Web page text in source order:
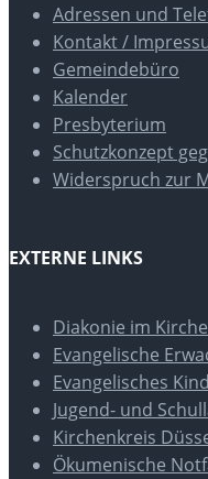
Adressen und
Kontakt /
Gemeindebüro
Kalender
Presbyterium
Schutzkonzept
Widerspruch zur
EXTERNE LINKS
Diakonie im
Evangelische
Evangelisches
Jugend- und
Kirchenkreis
Ökumenische